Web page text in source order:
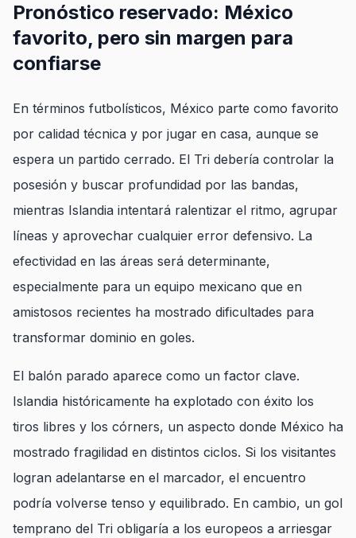
Pronóstico reservado: México
favorito, pero sin margen para
confiarse
En términos futbolísticos, México parte como favorito
por calidad técnica y por jugar en casa, aunque se
espera un partido cerrado. El Tri debería controlar la
posesión y buscar profundidad por las bandas,
mientras Islandia intentará ralentizar el ritmo, agrupar
líneas y aprovechar cualquier error defensivo. La
efectividad en las áreas será determinante,
especialmente para un equipo mexicano que en
amistosos recientes ha mostrado dificultades para
transformar dominio en goles.
El balón parado aparece como un factor clave.
Islandia históricamente ha explotado con éxito los
tiros libres y los córners, un aspecto donde México ha
mostrado fragilidad en distintos ciclos. Si los visitantes
logran adelantarse en el marcador, el encuentro
podría volverse tenso y equilibrado. En cambio, un gol
temprano del Tri obligaría a los europeos a arriesgar